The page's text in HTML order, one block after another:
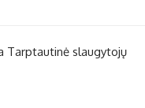
Tarptautinė slaugytojų